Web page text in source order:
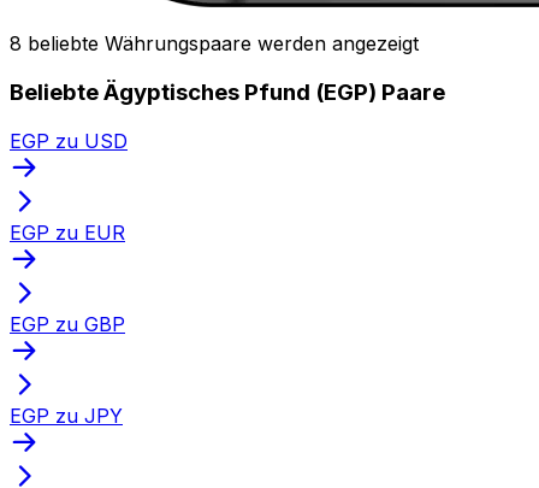
8 beliebte Währungspaare werden angezeigt
Beliebte Ägyptisches Pfund (EGP) Paare
EGP zu USD
EGP zu EUR
EGP zu GBP
EGP zu JPY